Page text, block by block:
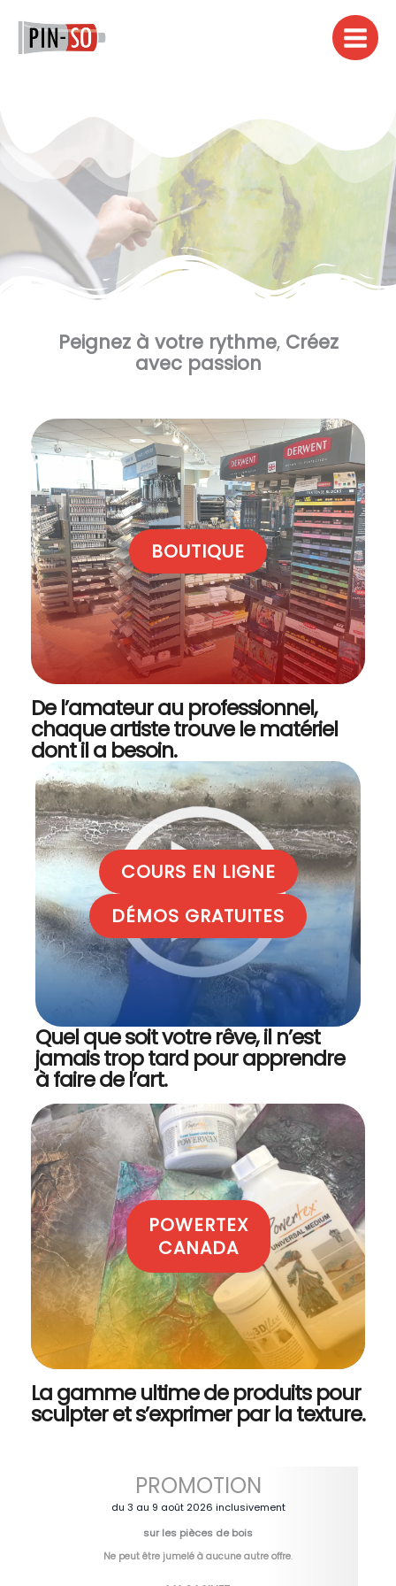
contenu
Peignez à votre rythme, Créez
avec passion
BOUTIQUE
De l’amateur au professionnel,
chaque artiste trouve le matériel
dont il a besoin.
COURS EN LIGNE
DÉMOS GRATUITES
Quel que soit votre rêve, il n’est
jamais trop tard pour apprendre
à faire de l’art.
POWERTEX
CANADA
La gamme ultime de produits pour
sculpter et s’exprimer par la texture.
PROMOTION
du 3 au 9 août 2026 inclusivement
sur les pièces de bois
Ne peut être jumelé à aucune autre offre.